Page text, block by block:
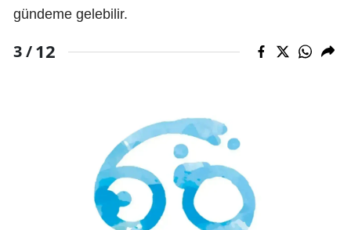
gündeme gelebilir.
3 /12